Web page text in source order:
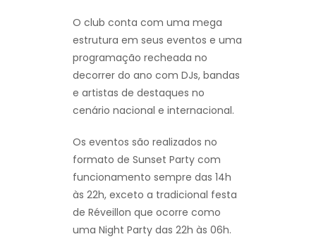
O club conta com uma mega
estrutura em seus eventos e uma
programação recheada no
decorrer do ano com DJs, bandas
e artistas de destaques no
cenário nacional e internacional.
Os eventos são realizados no
formato de Sunset Party com
funcionamento sempre das 14h
às 22h, exceto a tradicional festa
de Réveillon que ocorre como
uma Night Party das 22h às 06h.